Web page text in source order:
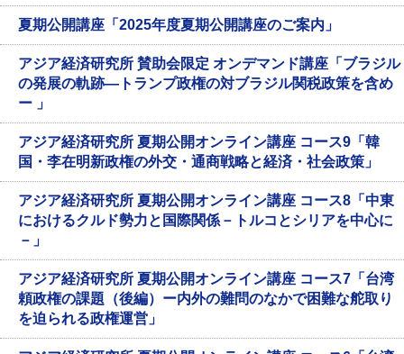
夏期公開講座「2025年度夏期公開講座のご案内」
アジア経済研究所 賛助会限定 オンデマンド講座「ブラジル
の発展の軌跡—トランプ政権の対ブラジル関税政策を含め
ー 」
アジア経済研究所 夏期公開オンライン講座 コース9「韓
国・李在明新政権の外交・通商戦略と経済・社会政策」
アジア経済研究所 夏期公開オンライン講座 コース8「中東
におけるクルド勢力と国際関係－トルコとシリアを中心に
－」
アジア経済研究所 夏期公開オンライン講座 コース7「台湾
頼政権の課題（後編）ー内外の難問のなかで困難な舵取り
を迫られる政権運営」